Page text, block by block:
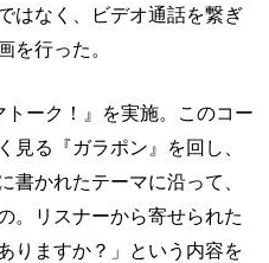
はなく、ビデオ通話を繋ぎ
を行った。
ーク！』を実施。このコー
見る『ガラポン』を回し、
書かれたテーマに沿って、
。リスナーから寄せられた
りますか？」という内容を